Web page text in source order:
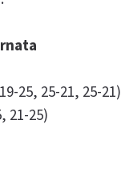
25, 25-21, 25-21)
21-25)